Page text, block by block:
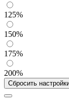
125%
150%
175%
200%
Сбросить